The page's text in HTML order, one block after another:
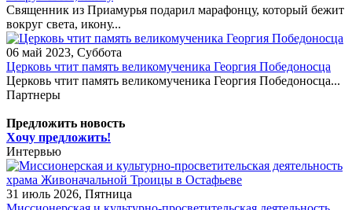
Священник из Приамурья подарил марафонцу, который бежит
вокруг света, икону...
06 май 2023, Суббота
Церковь чтит память великомученика Георгия Победоносца
Церковь чтит память великомученика Георгия Победоносца...
Партнеры
Предложить новость
Хочу предложить!
Интервью
31 июль 2026, Пятница